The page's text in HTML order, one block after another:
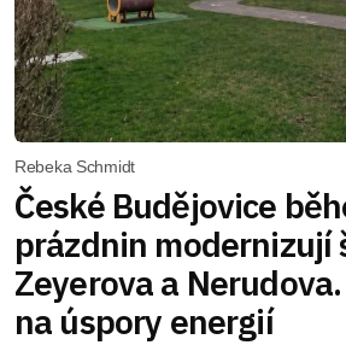
Rebeka Schmidt
České Budějovice
prázdnin modernizují
Zeyerova a
na úspory energií